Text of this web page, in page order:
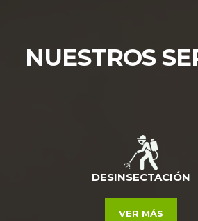
NUESTROS
DESINSECTACIÓN
VER MÁS